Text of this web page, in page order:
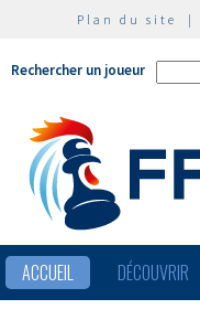
Plan du site |
Rechercher un joueur
ACCUEIL DÉCOUVRIR